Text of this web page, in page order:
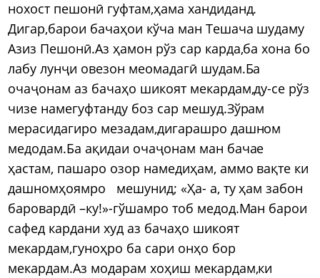
нохост пешонӣ гуфтам,ҳама хандиданд.
Дигар,барои бачаҳои кўча ман Тешача шудаму
Азиз Пешонӣ.Аз ҳамон рўз сар карда,ба хона бо
лабу лунҷи овезон меомадагӣ шудам.Ба
очаҷонам аз бачаҳо шикоят мекардам,ду-се рўз
чизе намегуфтанду боз сар мешуд.Зўрам
мерасидагиро мезадам,дигарашро дашном
медодам.Ба ақидаи очаҷонам ман бачае
ҳастам, пашаро озор намедиҳам, аммо вақте ки
дашномҳоямро мешунид; «Ҳа- а, ту ҳам забон
баровардӣ –ку!»-гўшамро тоб медод.Ман барои
cафед кардани худ аз бачаҳо шикоят
мекардам,гуноҳро ба сари онҳо бор
мекардам.Аз модарам хоҳиш мекардам,ки